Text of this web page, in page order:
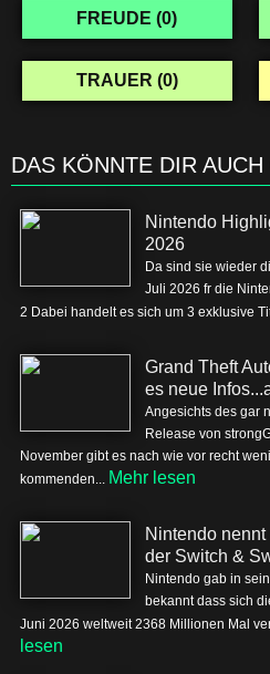
FREUDE (0)
TRAUER (0)
DAS KÖNNTE DIR AUCH
Nintendo
2026
Da sind sie wieder
Juli 2026 fr die
2 Dabei handelt es sich um 3 exklusive
Grand Theft
es neue
Angesichts des gar
Release von
November gibt es nach wie vor recht
kommenden... Mehr lesen
Nintendo
der Switch &
Nintendo gab in
bekannt dass sich
Juni 2026 weltweit 2368 Millionen Mal
lesen